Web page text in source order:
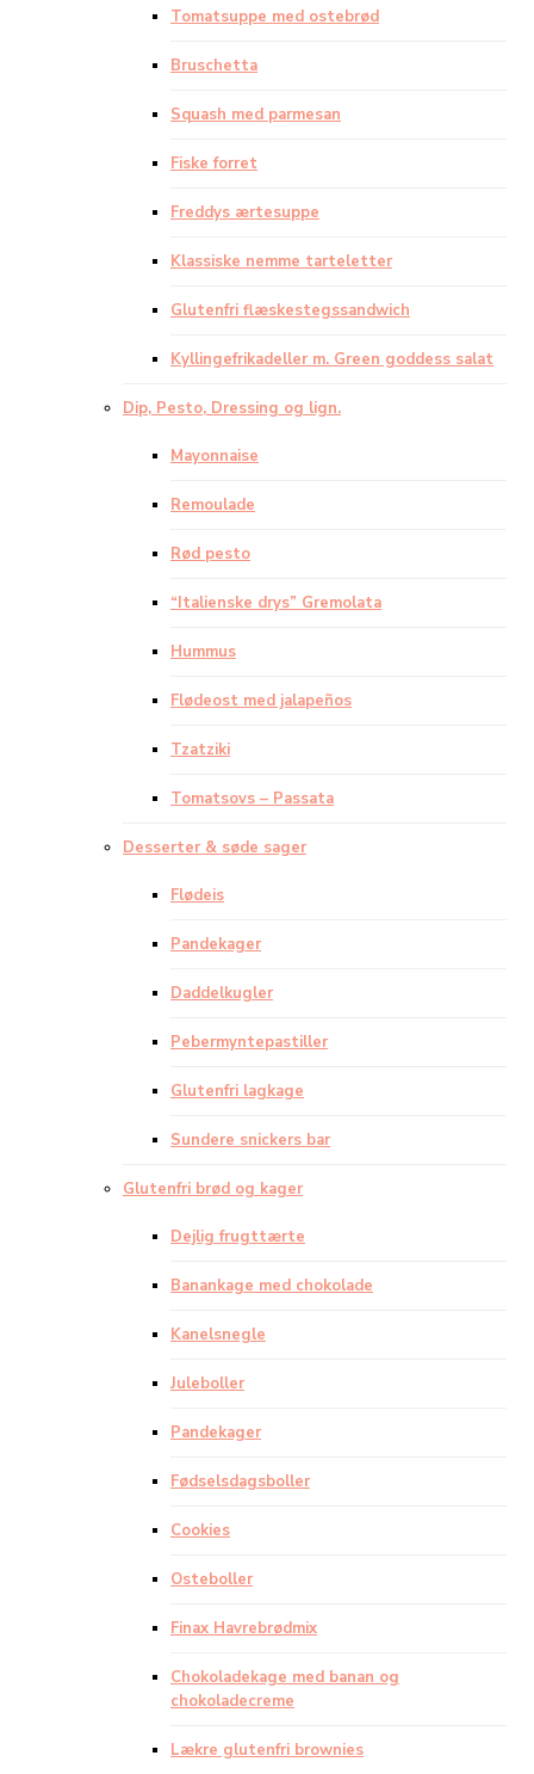
Tomatsuppe med ostebrød
Bruschetta
Squash med parmesan
Fiske forret
Freddys ærtesuppe
Klassiske nemme tarteletter
Glutenfri flæskestegssandwich
Kyllingefrikadeller m. Green goddess salat
Dip, Pesto, Dressing og lign.
Mayonnaise
Remoulade
Rød pesto
“Italienske drys” Gremolata
Hummus
Flødeost med jalapeños
Tzatziki
Tomatsovs – Passata
Desserter & søde sager
Flødeis
Pandekager
Daddelkugler
Pebermyntepastiller
Glutenfri lagkage
Sundere snickers bar
Glutenfri brød og kager
Dejlig frugttærte
Banankage med chokolade
Kanelsnegle
Juleboller
Pandekager
Fødselsdagsboller
Cookies
Osteboller
Finax Havrebrødmix
Chokoladekage med banan og
chokoladecreme
Lækre glutenfri brownies